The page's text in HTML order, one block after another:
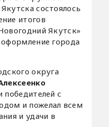
состоялось
итогов
Якутск»
города
округа
победителей с
и пожелал всем
и удачи в